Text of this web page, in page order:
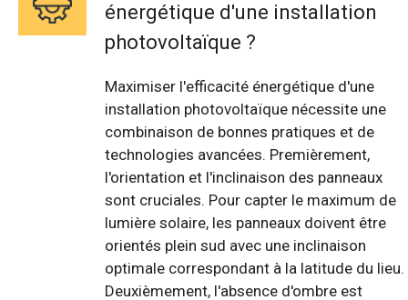
énergétique d'une installation
photovoltaïque ?
Maximiser l'efficacité énergétique d'une
installation photovoltaïque nécessite une
combinaison de bonnes pratiques et de
technologies avancées. Premièrement,
l'orientation et l'inclinaison des panneaux
sont cruciales. Pour capter le maximum de
lumière solaire, les panneaux doivent être
orientés plein sud avec une inclinaison
optimale correspondant à la latitude du lieu.
Deuxièmement, l'absence d'ombre est